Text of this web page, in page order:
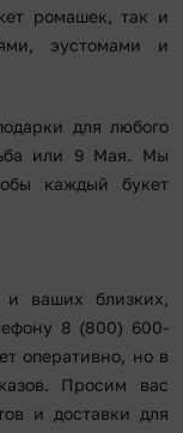
ромашек, так и
эустомами и
для любого
или 9 Мая. Мы
каждый букет
и ваших близких,
8 (800) 600-
оперативно, но в
Просим вас
и доставки для